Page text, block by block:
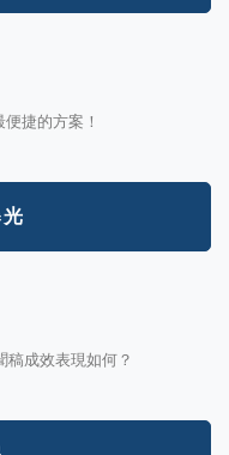
捷的方案！
成效表現如何？